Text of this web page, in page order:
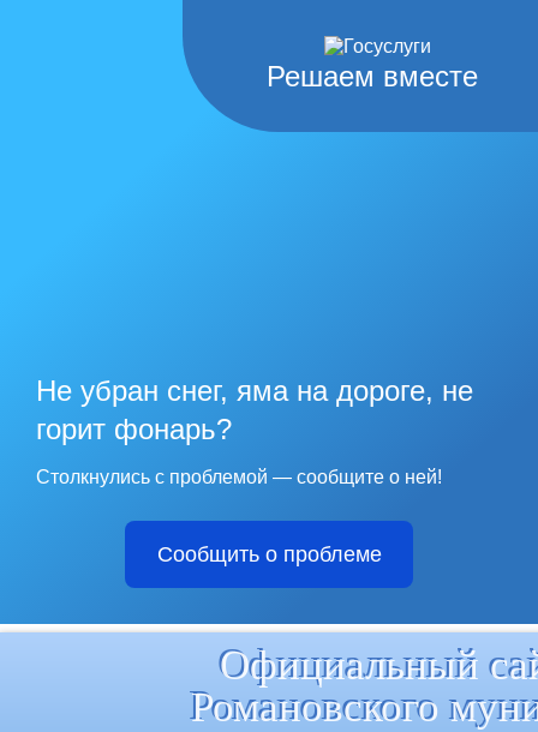
Решаем вместе
Не убран снег, яма на дороге, не
горит фонарь?
Столкнулись с проблемой — сообщите о ней!
Сообщить о проблеме
Официальный
Романовского